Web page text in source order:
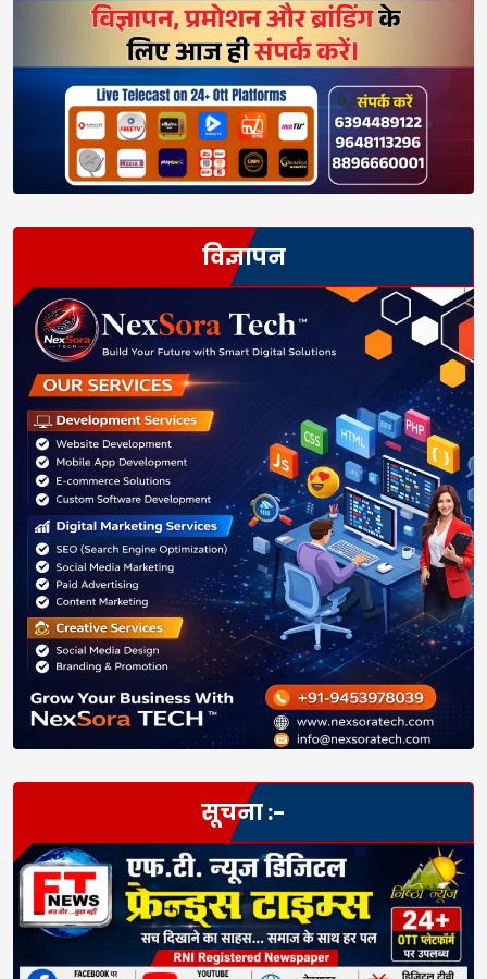
विज्ञापन
सूचना :-